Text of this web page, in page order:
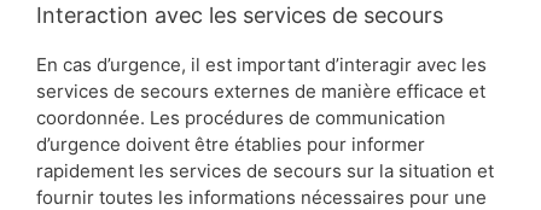
Interaction avec les services de secours
En cas d’urgence, il est important d’interagir avec les
services de secours externes de manière efficace et
coordonnée. Les procédures de communication
d’urgence doivent être établies pour informer
rapidement les services de secours sur la situation et
fournir toutes les informations nécessaires pour une